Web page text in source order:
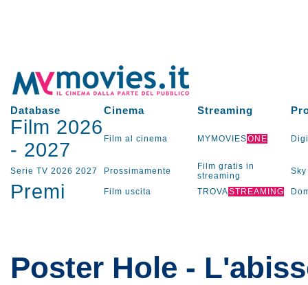
Database Cinema Streaming
Film 2026
- 2027 Film al cinema MYMOVIESONE
Serie TV 2026 2027 Prossimamente
Film gratis in
streaming
Sky
Premi Film uscita TROVASTREAMING
Poster Hole -